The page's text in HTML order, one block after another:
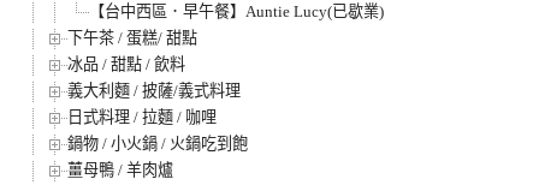
【台中西區．早午餐】Auntie Lucy(已歇業)
下午茶 / 蛋糕/ 甜點
冰品 / 甜點 / 飲料
義大利麵 / 披薩/義式料理
日式料理 / 拉麵 / 咖哩
鍋物 / 小火鍋 / 火鍋吃到飽
薑母鴨 / 羊肉爐